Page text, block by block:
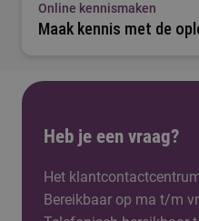
Online kennismaken
Maak kennis met de
Heb je een vraag?
Het
Bereikbaar op ma t/m